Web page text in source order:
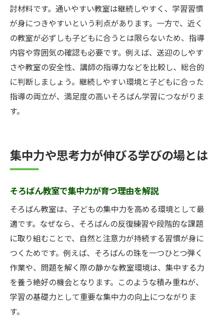
討材料です。通いやすい教室は継続しやすく、学習習慣
が身につきやすいという利点があります。一方で、近く
の教室が必ずしも子どもに合うとは限らないため、指導
内容や雰囲気の確認も必要です。例えば、送迎のしやす
さや教室の安全性、講師の指導力などを比較し、総合的
に判断しましょう。継続しやすい環境と子どもに合った
指導の両立が、満足度の高いそろばん学習につながりま
す。
集中力や思考力が伸びる学びの場とは
そろばん教室で集中力が育つ理由を解説
そろばん教室は、子どもの集中力を高める環境として最
適です。なぜなら、そろばんの反復練習や段階的な課題
に取り組むことで、自然と注意力が持続する習慣が身に
つくためです。例えば、そろばんの珠を一つひとつ弾く
作業や、問題を解く際の静かな教室環境は、集中する力
を養う絶好の機会となります。このような積み重ねが、
学習の基礎力として重要な集中力の向上につながりま
す。